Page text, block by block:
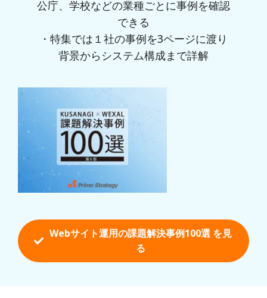
公庁、学校などの業種ごとに事例を確認
できる
・特集では１社の事例を3ページに渡り
背景からシステム構成まで詳解
Webサイト運用の課題解決事例100選 を見
る